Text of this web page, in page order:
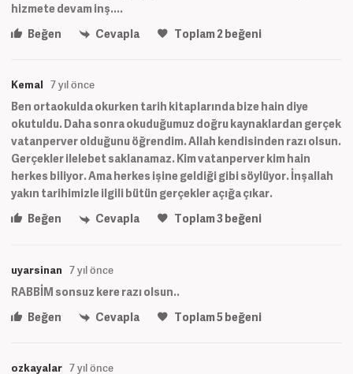
hizmete devam inş....
Beğen
Cevapla Toplam2beğeni
Kemal 7 yıl önce
Ben ortaokulda okurken tarih kitaplarında bize hain diye
okutuldu. Daha sonra okuduğumuz doğru kaynaklardan gerçek
vatanperver olduğunu öğrendim. Allah kendisinden razı olsun.
Gerçekler ilelebet saklanamaz. Kim vatanperver kim hain
herkes biliyor. Ama herkes işine geldiği gibi söylüyor. İnşallah
yakın tarihimizle ilgili bütün gerçekler açığa çıkar.
Beğen
Cevapla Toplam3beğeni
uyarsinan 7 yıl önce
RABBİM sonsuz kere razı olsun..
Beğen
Cevapla Toplam5beğeni
ozkayalar 7 yıl önce